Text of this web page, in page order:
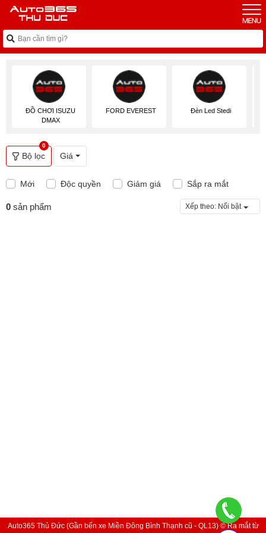
ĐỒ CHƠI ISUZU
DMAX
FORD EVEREST Đèn Led Stedi
Bộ lọc
0
Giá
Mới Độc quyền Giảm giá Sắp ra mắt
0 sản phẩm Xếp theo: Nổi bật
Auto365 Thủ Đức (Gần bến xe Miền Đông Bình Thạnh cũ - QL13) © Ra mắt từ